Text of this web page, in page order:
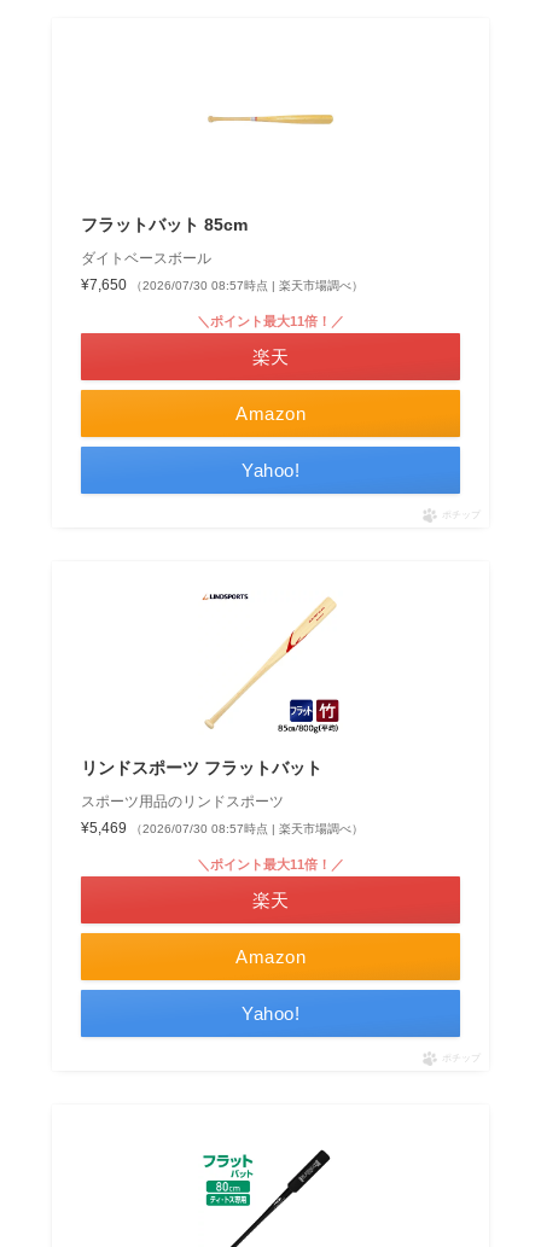
フラットバット 85cm
ダイトベースボール
¥7,650
（2026/07/30 08:57時点 | 楽天市場調べ）
Amazon
＼ポイント最大11倍！／
楽天
Yahoo!
ポチップ
リンドスポーツ フラットバット
スポーツ用品のリンドスポーツ
¥5,469
（2026/07/30 08:57時点 | 楽天市場調べ）
Amazon
＼ポイント最大11倍！／
楽天
Yahoo!
ポチップ